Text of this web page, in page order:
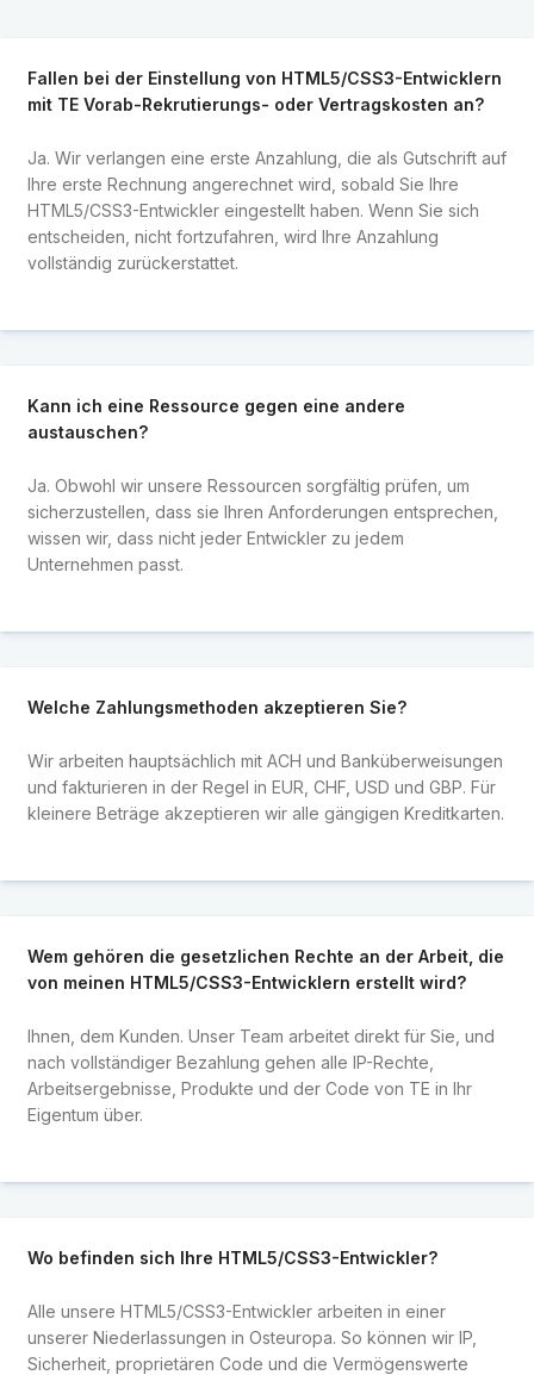
Fallen bei der Einstellung von HTML5/CSS3-Entwicklern
mit TE Vorab-Rekrutierungs- oder Vertragskosten an?
Ja. Wir verlangen eine erste Anzahlung, die als Gutschrift auf
Ihre erste Rechnung angerechnet wird, sobald Sie Ihre
HTML5/CSS3-Entwickler eingestellt haben. Wenn Sie sich
entscheiden, nicht fortzufahren, wird Ihre Anzahlung
vollständig zurückerstattet.
Kann ich eine Ressource gegen eine andere
austauschen?
Ja. Obwohl wir unsere Ressourcen sorgfältig prüfen, um
sicherzustellen, dass sie Ihren Anforderungen entsprechen,
wissen wir, dass nicht jeder Entwickler zu jedem
Unternehmen passt.
Welche Zahlungsmethoden akzeptieren Sie?
Wir arbeiten hauptsächlich mit ACH und Banküberweisungen
und fakturieren in der Regel in EUR, CHF, USD und GBP. Für
kleinere Beträge akzeptieren wir alle gängigen Kreditkarten.
Wem gehören die gesetzlichen Rechte an der Arbeit, die
von meinen HTML5/CSS3-Entwicklern erstellt wird?
Ihnen, dem Kunden. Unser Team arbeitet direkt für Sie, und
nach vollständiger Bezahlung gehen alle IP-Rechte,
Arbeitsergebnisse, Produkte und der Code von TE in Ihr
Eigentum über.
Wo befinden sich Ihre HTML5/CSS3-Entwickler?
Alle unsere HTML5/CSS3-Entwickler arbeiten in einer
unserer Niederlassungen in Osteuropa. So können wir IP,
Sicherheit, proprietären Code und die Vermögenswerte